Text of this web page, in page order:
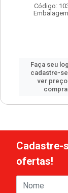
Código:
Faça seu
cadastre-
ver
Cadastre-
ofertas!